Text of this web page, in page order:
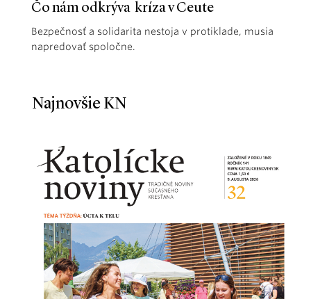
Čo nám odkrýva kríza v Ceute
Bezpečnosť a solidarita nestoja v protiklade, musia
napredovať spoločne.
Najnovšie KN